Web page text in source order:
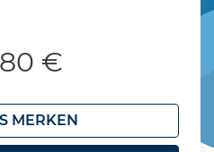
€
MERKEN